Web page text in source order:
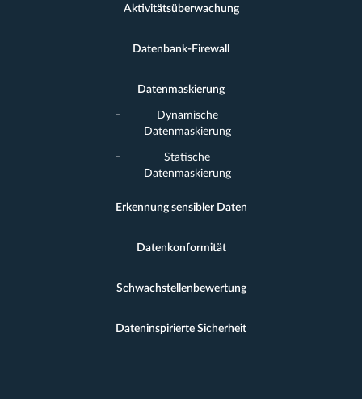
Aktivitätsüberwachung
Datenbank-Firewall
Datenmaskierung
Dynamische
Datenmaskierung
Statische
Datenmaskierung
Erkennung sensibler Daten
Datenkonformität
Schwachstellenbewertung
Dateninspirierte Sicherheit